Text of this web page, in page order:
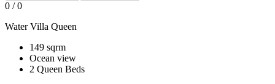
0 /0
Water Villa Queen
149 sqrm
Ocean view
2 Queen Beds